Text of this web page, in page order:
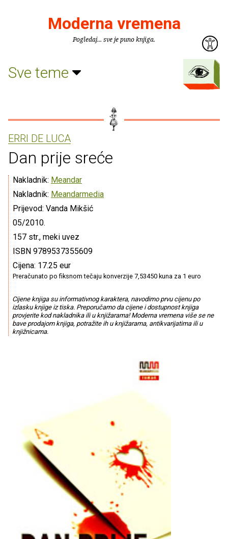
Moderna vremena
Pogledaj... sve je puno knjiga.
Sve teme
ERRI DE LUCA
Dan prije sreće
Nakladnik: Meandar
Nakladnik: Meandarmedia
Prijevod: Vanda Mikšić
05/2010.
157 str., meki uvez
ISBN 9789537355609
Cijena: 17.25 eur
Preračunato po fiksnom tečaju konverzije 7,53450 kuna za 1 euro
Cijene knjiga su informativnog karaktera, navodimo prvu cijenu po
izlasku knjige iz tiska. Preporučamo da cijene i dostupnost knjiga
provjerite kod nakladnika ili u knjižarama! Moderna vremena više se ne
bave prodajom knjiga, potražite ih u knjižarama, antikvarijatima ili u
knjižnicama.